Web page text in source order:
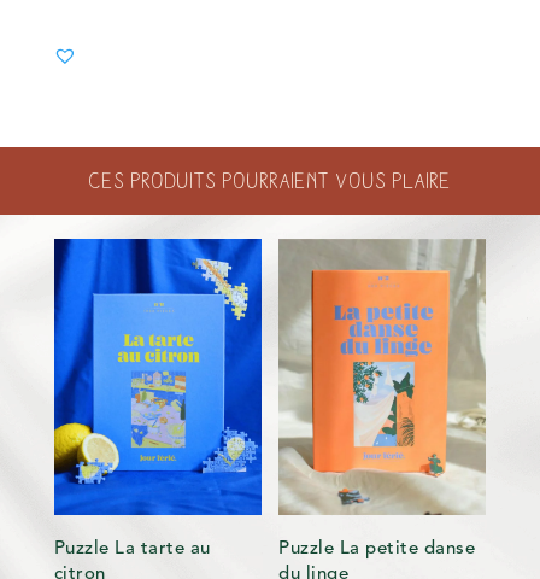
Ces produits pourraient vous plaire
Puzzle La tarte au
citron
Puzzle La petite danse
du linge